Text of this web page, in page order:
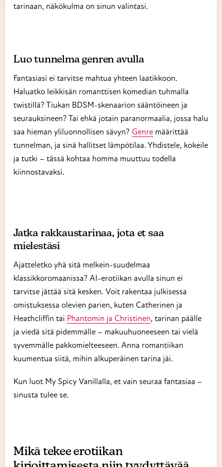
tarinaan, näkökulma on sinun valintasi.
Luo tunnelma genren avulla
Fantasiasi ei tarvitse mahtua yhteen laatikkoon.
Haluatko leikkisän romanttisen komedian tuhmalla
twistillä? Tiukan BDSM-skenaarion sääntöineen ja
seurauksineen? Tai ehkä jotain paranormaalia, jossa halu
saa hieman yliluonnollisen sävyn? Genre määrittää
tunnelman, ja sinä hallitset lämpötilaa. Yhdistele, kokeile
ja tutki – tässä kohtaa homma muuttuu todella
kiinnostavaksi.
Jatka rakkaustarinaa, jota et saa
mielestäsi
Ajatteletko yhä sitä melkein-suudelmaa
klassikkoromaanissa? AI-erotiikan avulla sinun ei
tarvitse jättää sitä kesken. Voit rakentaa julkisessa
omistuksessa olevien parien, kuten Catherinen ja
Heathcliffin tai Phantomin ja Christinen, tarinan päälle
ja viedä sitä pidemmälle – makuuhuoneeseen tai vielä
syvemmälle pakkomielteeseen. Anna romantiikan
kuumentua siitä, mihin alkuperäinen tarina jäi.
Kun luot My Spicy Vanillalla, et vain seuraa fantasiaa –
sinusta tulee se.
Mikä tekee erotiikan